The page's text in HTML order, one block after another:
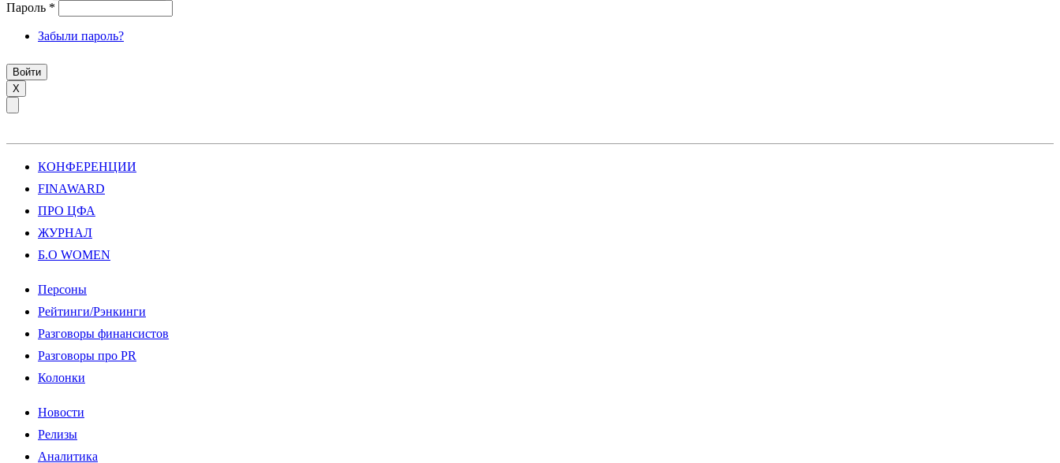
Пароль *
Забыли пароль?
X
КОНФЕРЕНЦИИ
FINAWARD
ПРО ЦФА
ЖУРНАЛ
Б.О WOMEN
Персоны
Рейтинги/Рэнкинги
Разговоры финансистов
Разговоры про PR
Колонки
Новости
Релизы
Аналитика